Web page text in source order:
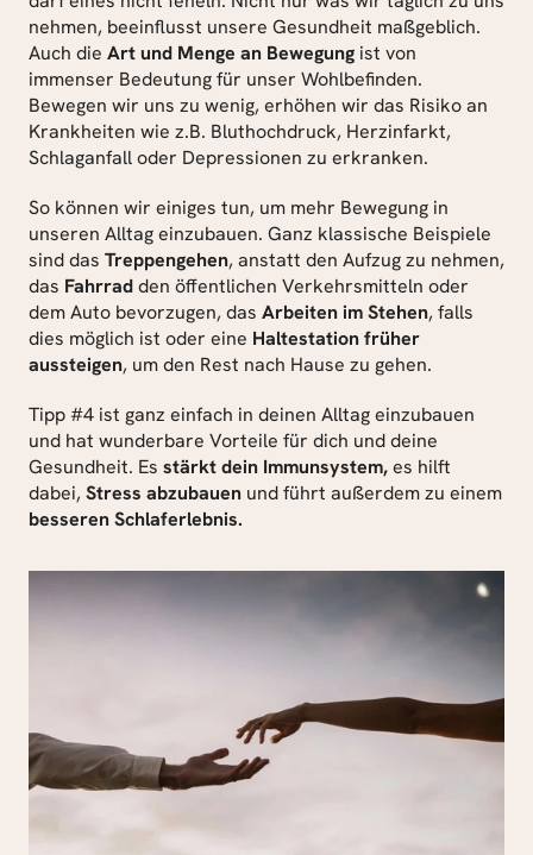
nehmen, beeinflusst unsere Gesundheit maßgeblich.
Auch die Art und Menge an Bewegung ist von
immenser Bedeutung für unser Wohlbefinden.
Bewegen wir uns zu wenig, erhöhen wir das Risiko an
Krankheiten wie z.B. Bluthochdruck, Herzinfarkt,
Schlaganfall oder Depressionen zu erkranken.
So können wir einiges tun, um mehr Bewegung in
unseren Alltag einzubauen. Ganz klassische Beispiele
sind das Treppengehen, anstatt den Aufzug zu nehmen,
das Fahrrad den öffentlichen Verkehrsmitteln oder
dem Auto bevorzugen, das Arbeiten im Stehen, falls
dies möglich ist oder eine Haltestation früher
aussteigen, um den Rest nach Hause zu gehen.
Tipp #4 ist ganz einfach in deinen Alltag einzubauen
und hat wunderbare Vorteile für dich und deine
Gesundheit. Es stärkt dein Immunsystem, es hilft
dabei, Stress abzubauen
besseren Schlaferlebnis.